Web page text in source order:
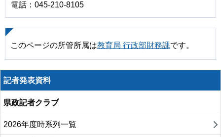
電話：045-210-8105
このページの所管所属は教育局 行政部財務課です。
記者発表資料
県政記者クラブ
2026年度時系列一覧